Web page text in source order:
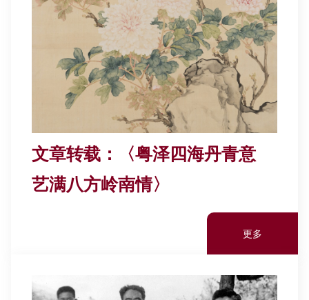
文章转载：〈粤泽四海丹青意
艺满八方岭南情〉
更多